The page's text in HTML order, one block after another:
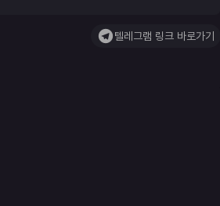
텔레그램 링크 바로가기